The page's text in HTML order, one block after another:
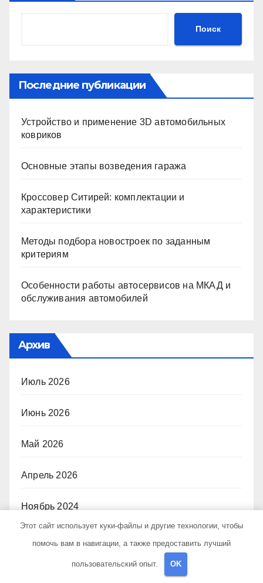
Поиск
Последние публикации
Устройство и применение 3D автомобильных
ковриков
Основные этапы возведения гаража
Кроссовер Ситирей: комплектации и
характеристики
Методы подбора новостроек по заданным
критериям
Особенности работы автосервисов на МКАД и
обслуживания автомобилей
Архив
Июль 2026
Июнь 2026
Май 2026
Апрель 2026
Ноябрь 2024
Сентябрь 2024
Этот сайт использует куки-файлы и другие технологии, чтобы
помочь вам в навигации, а также предоставить лучший
пользовательский опыт. OK